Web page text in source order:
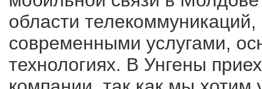
области
современными услугами,
технологиях. В Унгены